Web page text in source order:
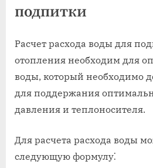
подпитки
Расчет расхода воды для
отопления необходим для
воды, который необходимо
для поддержания
давления и теплоносителя.
Для расчета расхода воды
следующую формулу⁚